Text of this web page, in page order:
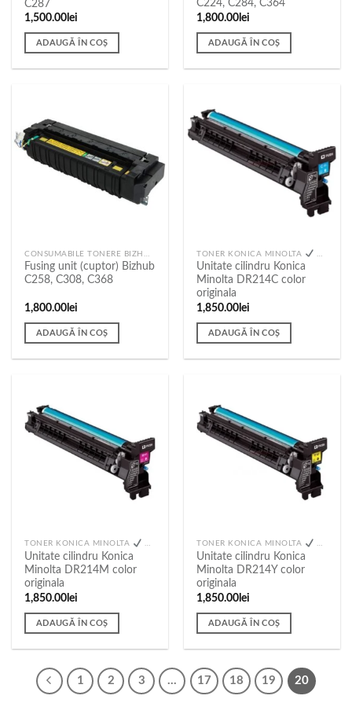
C287
1,500.00 lei
ADAUGĂ ÎN COȘ
C224, C284, C364
1,800.00 lei
ADAUGĂ ÎN COȘ
Fusing unit (cuptor) Bizhub
C258, C308, C368
1,800.00 lei
ADAUGĂ ÎN COȘ
TONER KONICA MINOLTA
Unitate cilindru Konica
Minolta DR214C color
originala
1,850.00 lei
ADAUGĂ ÎN COȘ
TONER KONICA MINOLTA
Unitate cilindru Konica
Minolta DR214M color
originala
1,850.00 lei
ADAUGĂ ÎN COȘ
TONER KONICA MINOLTA
Unitate cilindru Konica
Minolta DR214Y color
originala
1,850.00 lei
ADAUGĂ ÎN COȘ
1 2 3 … 17 18 19 20